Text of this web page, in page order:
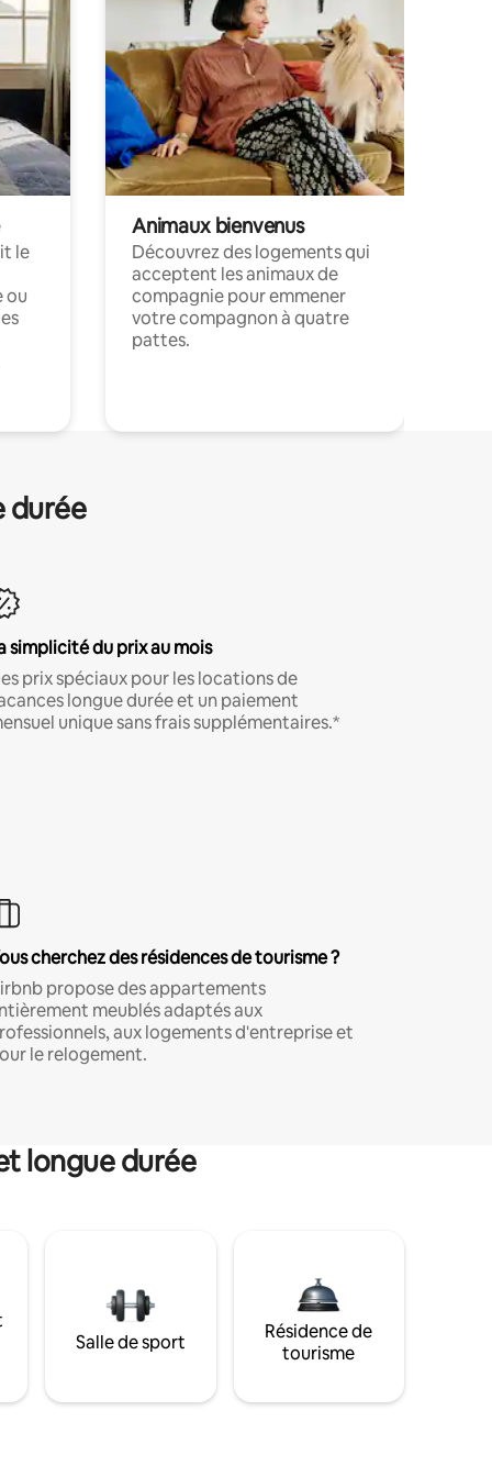
le
ou
Animaux bienvenus
Découvrez des logements qui
acceptent les animaux de
compagnie pour emmener
votre compagnon à quatre
pattes.
durée
simplicité du prix au mois
prix spéciaux pour les locations de
longue durée et un paiement
unique sans frais supplémentaires.*
cherchez des résidences de tourisme ?
propose des appartements
meublés adaptés aux
aux logements d'entreprise et
le relogement.
longue durée
Salle de sport
Résidence de
tourisme